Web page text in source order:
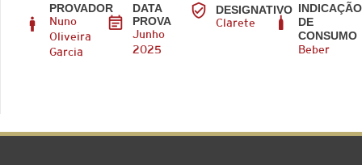
PROVADOR
Nuno
Oliveira
Garcia
DATA
PROVA
Junho
2025
DESIGNATIVO
Clarete
INDICAÇÃO
DE
CONSUMO
Beber